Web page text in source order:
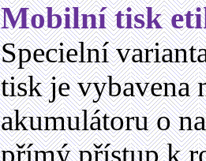
Mobilní tisk
Specielní
tisk je vybavena
akumulátoru o
přímý přístup k